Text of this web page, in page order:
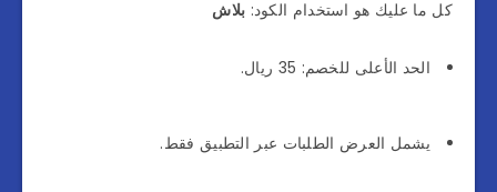
كل ما عليك هو استخدام الكود: بلاش
الحد الأعلى للخصم: 35 ريال.
يشمل العرض الطلبات عبر التطبيق فقط.